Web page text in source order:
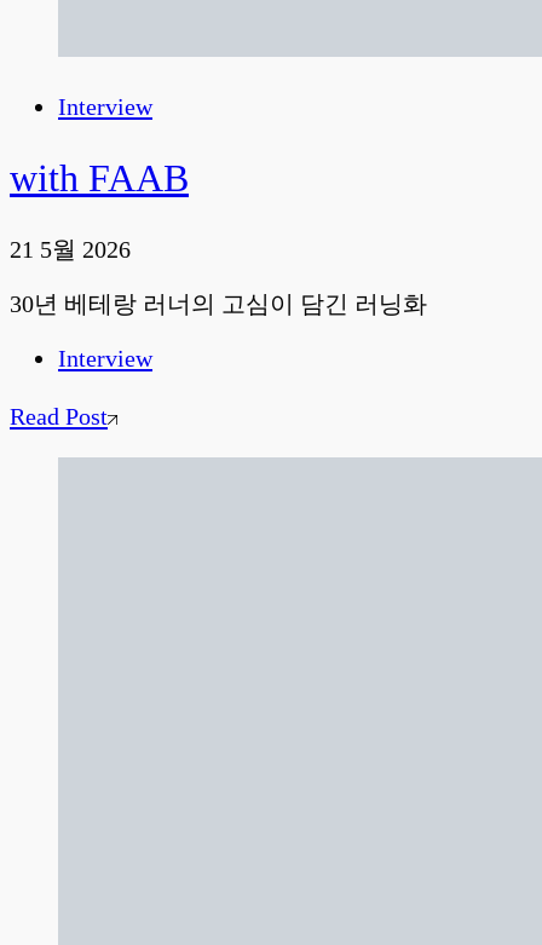
Interview
with FAAB
21 5월 2026
30년 베테랑 러너의 고심이 담긴 러닝화
Interview
Read Post